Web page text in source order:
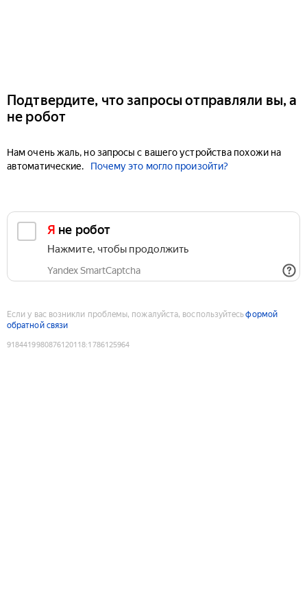
Подтвердите, что запросы отправляли вы, а
не робот
Нам очень жаль, но запросы с вашего устройства похожи на
автоматические.
Почему это могло произойти?
Я не робот
Нажмите, чтобы продолжить
Yandex SmartCaptcha
Если у вас возникли проблемы, пожалуйста, воспользуйтесьформой
обратной связи
9184419980876120118:1786125964